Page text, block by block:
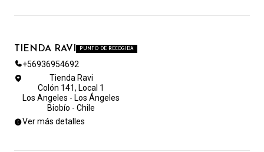
TIENDA RAVI PUNTO DE RECOGIDA
+56936954692
Tienda Ravi
Colón 141, Local 1
Los Angeles - Los Ángeles
Biobío - Chile
Ver más detalles